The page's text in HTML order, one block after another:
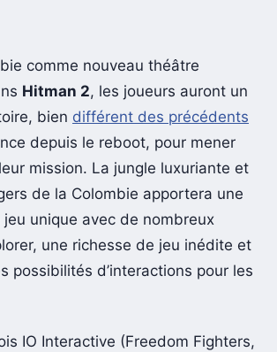
comme nouveau théâtre
Hitman 2, les joueurs auront un
bien différent des précédents
depuis le reboot, pour mener
mission. La jungle luxuriante et
de la Colombie apportera une
unique avec de nombreux
une richesse de jeu inédite et
possibilités d’interactions pour les
IO Interactive (Freedom Fighters,